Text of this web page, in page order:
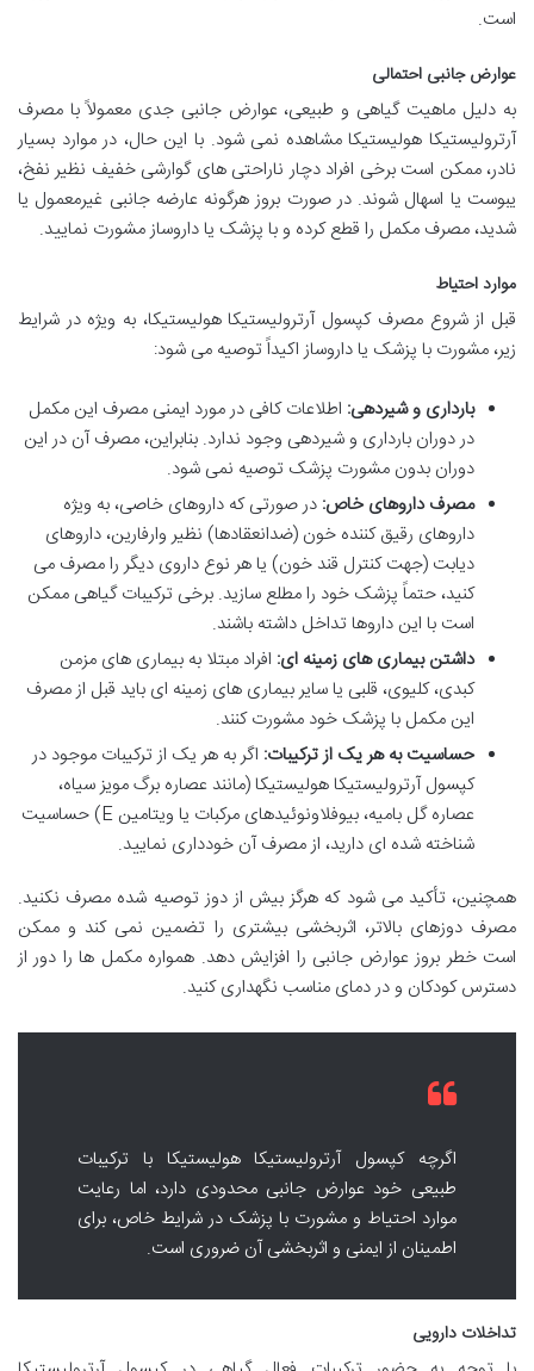
است.
عوارض جانبی احتمالی
به دلیل ماهیت گیاهی و طبیعی، عوارض جانبی جدی معمولاً با مصرف
آرترولیستیکا هولیستیکا مشاهده نمی شود. با این حال، در موارد بسیار
نادر، ممکن است برخی افراد دچار ناراحتی های گوارشی خفیف نظیر نفخ،
یبوست یا اسهال شوند. در صورت بروز هرگونه عارضه جانبی غیرمعمول یا
شدید، مصرف مکمل را قطع کرده و با پزشک یا داروساز مشورت نمایید.
موارد احتیاط
قبل از شروع مصرف کپسول آرترولیستیکا هولیستیکا، به ویژه در شرایط
زیر، مشورت با پزشک یا داروساز اکیداً توصیه می شود:
بارداری و شیردهی: اطلاعات کافی در مورد ایمنی مصرف این مکمل
در دوران بارداری و شیردهی وجود ندارد. بنابراین، مصرف آن در این
دوران بدون مشورت پزشک توصیه نمی شود.
مصرف داروهای خاص: در صورتی که داروهای خاصی، به ویژه
داروهای رقیق کننده خون (ضدانعقادها) نظیر وارفارین، داروهای
دیابت (جهت کنترل قند خون) یا هر نوع داروی دیگر را مصرف می
کنید، حتماً پزشک خود را مطلع سازید. برخی ترکیبات گیاهی ممکن
است با این داروها تداخل داشته باشند.
داشتن بیماری های زمینه ای: افراد مبتلا به بیماری های مزمن
کبدی، کلیوی، قلبی یا سایر بیماری های زمینه ای باید قبل از مصرف
این مکمل با پزشک خود مشورت کنند.
حساسیت به هر یک از ترکیبات: اگر به هر یک از ترکیبات موجود در
کپسول آرترولیستیکا هولیستیکا (مانند عصاره برگ مویز سیاه،
عصاره گل بامیه، بیوفلاونوئیدهای مرکبات یا ویتامین E) حساسیت
شناخته شده ای دارید، از مصرف آن خودداری نمایید.
همچنین، تأکید می شود که هرگز بیش از دوز توصیه شده مصرف نکنید.
مصرف دوزهای بالاتر، اثربخشی بیشتری را تضمین نمی کند و ممکن
است خطر بروز عوارض جانبی را افزایش دهد. همواره مکمل ها را دور از
دسترس کودکان و در دمای مناسب نگهداری کنید.
اگرچه کپسول آرترولیستیکا هولیستیکا با ترکیبات
طبیعی خود عوارض جانبی محدودی دارد، اما رعایت
موارد احتیاط و مشورت با پزشک در شرایط خاص، برای
اطمینان از ایمنی و اثربخشی آن ضروری است.
تداخلات دارویی